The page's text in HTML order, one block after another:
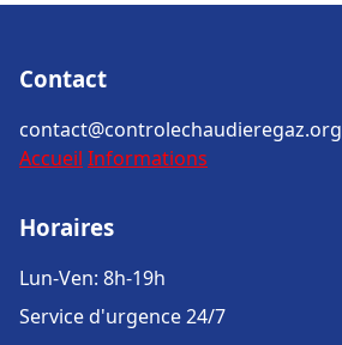
Contact
contact@controlechaudieregaz.org
Accueil Informations
Horaires
Lun-Ven: 8h-19h
Service d'urgence 24/7